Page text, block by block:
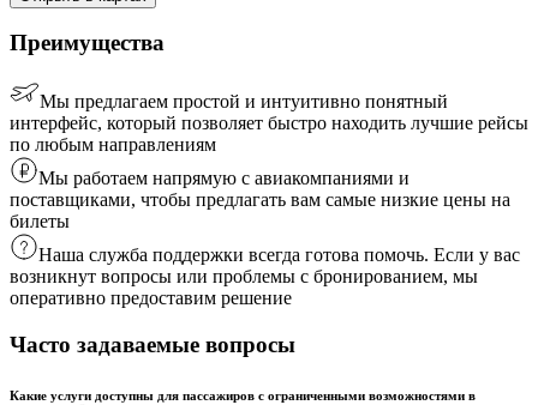
Преимущества
Мы предлагаем простой и интуитивно понятный
интерфейс, который позволяет быстро находить лучшие рейсы
по любым направлениям
Мы работаем напрямую с авиакомпаниями и
поставщиками, чтобы предлагать вам самые низкие цены на
билеты
Наша служба поддержки всегда готова помочь. Если у вас
возникнут вопросы или проблемы с бронированием, мы
оперативно предоставим решение
Часто задаваемые вопросы
Какие услуги доступны для пассажиров с ограниченными возможностями в